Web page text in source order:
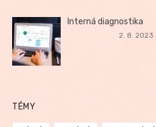
Interná diagnostika
2. 8. 2023
TÉMY